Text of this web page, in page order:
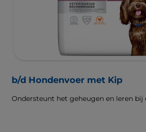
b/d Hondenvoer met Kip
Ondersteunt het geheugen en leren bij